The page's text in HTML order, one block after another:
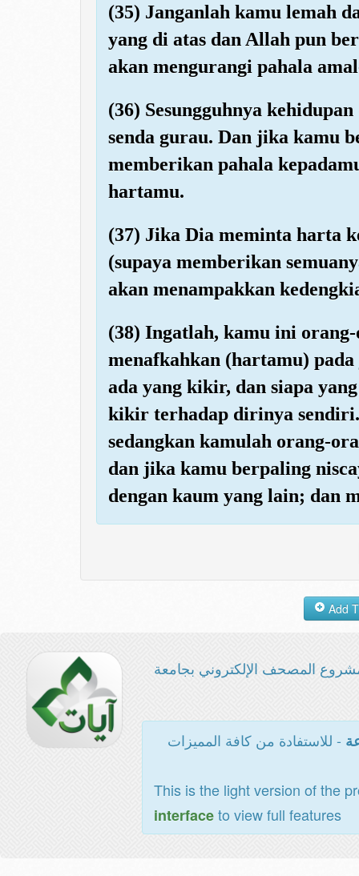
(35) Janganlah kamu lemah
yang di atas dan Allah pun
akan mengurangi pahala
(36) Sesungguhnya
senda gurau. Dan jika kamu
memberikan pahala
hartamu.
(37) Jika Dia meminta harta
(supaya memberikan
akan menampakkan
(38) Ingatlah, kamu ini
menafkahkan (hartamu)
ada yang kikir, dan siapa
kikir terhadap dirinya
sedangkan kamulah orang-
dan jika kamu berpaling
dengan kaum yang lain; dan
المصحف الإلكتروني بجامعة
- للاستفادة من كافة المميزات
This is the light version of the
interfaceto view full features